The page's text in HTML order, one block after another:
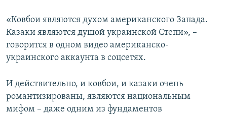
«Ковбои являются духом американского Запада.
Казаки являются душой украинской Степи», –
говорится в одном видео американско-
украинского аккаунта в соцсетях.
И действительно, и ковбои, и казаки очень
романтизированы, являются национальным
мифом – даже одним из фундаментов